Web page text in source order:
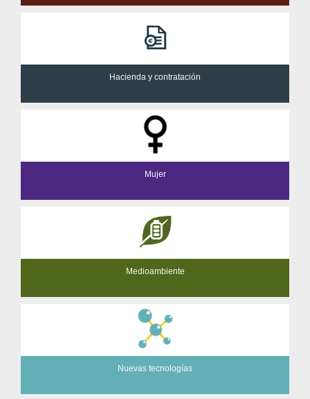
Hacienda y contratación
Mujer
Medioambiente
Nuevas tecnologías